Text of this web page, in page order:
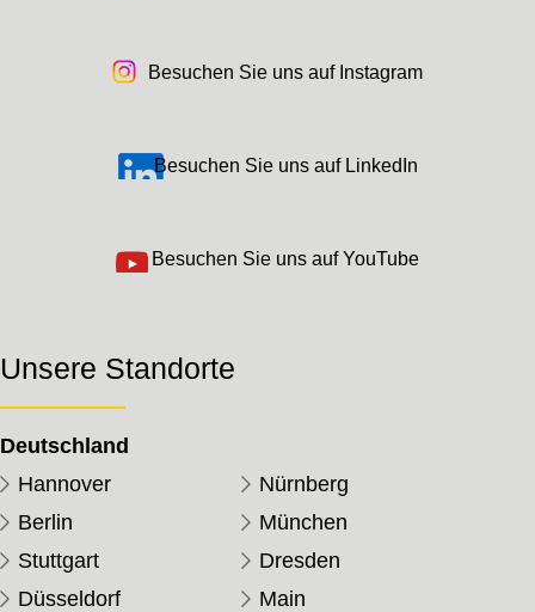
Besuchen Sie uns auf Instagram
Besuchen Sie uns auf LinkedIn
Besuchen Sie uns auf YouTube
Unsere Standorte
Deutschland
Hannover
Nürnberg
Berlin
München
Stuttgart
Dresden
Düsseldorf
Main